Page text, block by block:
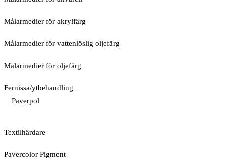
Målarmedier för akrylfärg
Målarmedier för vattenlöslig oljefärg
Målarmedier för oljefärg
Fernissa/ytbehandling
Paverpol
Textilhärdare
Pavercolor Pigment